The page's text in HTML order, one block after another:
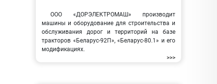
ООО «ДОРЭЛЕКТРОМАШ» производит
машины и оборудование для строительства и
обслуживания дорог и территорий на базе
тракторов «Беларус-92П», «Беларус-80.1» и его
модификациях.
>>>